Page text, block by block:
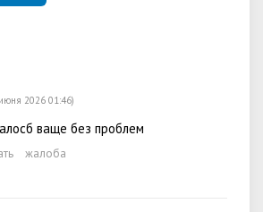
2026 01:46)
ваще без проблем
жалоба